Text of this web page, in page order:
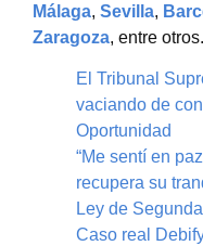
Málaga, Sevilla,
Zaragoza, entre otros.
El Tribunal
vaciando de
Oportunidad
“Me sentí en
recupera su
Ley de
Caso real